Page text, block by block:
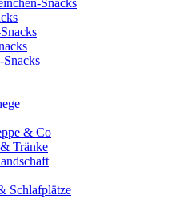
Snacks
& Co
Tränke
Schlafplätze